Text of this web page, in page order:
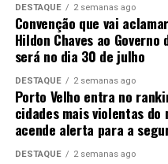
Fonte: Assessoria
Post Views: 17
RELATED TOPICS:
UP NEXT
Operação conjunta prende
42 kg de maconha, em
TODOS CANDIDATOS
Todos os candidatos ao
no encontro técnico do
alfabética):Adaílton
Hildon Chaves (União
Pedro Abib (MDB) e
DESTAQUE 2 semanas ago
Convenção que vai
Hildon Chaves ao Governo
será no dia 30 de julho
DESTAQUE 2 semanas ago
Porto Velho entra no
cidades mais violentas do
acende alerta para a
DESTAQUE 2 semanas ago